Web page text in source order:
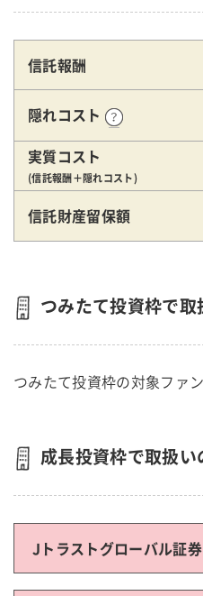
信託報酬
隠れコスト
実質コスト
(信託報酬＋隠れコスト)
信託財産留保額
つみたて投資枠で
つみたて投資枠の対象ファ
成長投資枠で取扱
Jトラストグローバル証券